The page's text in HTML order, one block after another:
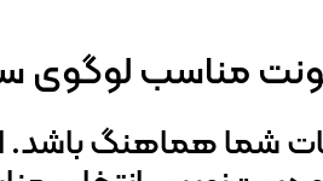
مناسب لوگوی
شما هماهنگ باشد.